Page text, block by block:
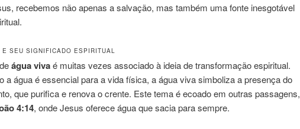
recebemos não apenas a salvação, mas também uma fonte inesgotável
SEU SIGNIFICADO ESPIRITUAL
água vivaé muitas vezes associado à ideia de transformação espiritual.
a água é essencial para a vida física, a água viva simboliza a presença do
que purifica e renova o crente. Este tema é ecoado em outras passagens,
4:14, onde Jesus oferece água que sacia para sempre.